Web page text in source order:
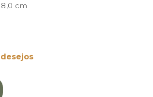
8,0 cm